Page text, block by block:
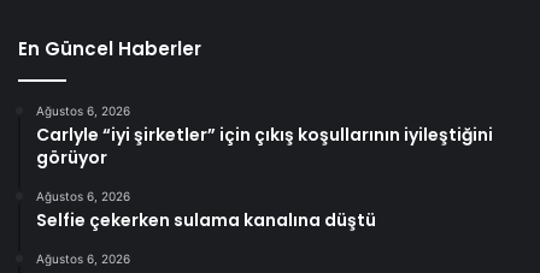
En Güncel Haberler
Ağustos 6, 2026
Carlyle “iyi şirketler” için çıkış koşullarının iyileştiğini
görüyor
Ağustos 6, 2026
Selfie çekerken sulama kanalına düştü
Ağustos 6, 2026